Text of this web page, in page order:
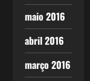
maio 2016
abril 2016
março 2016